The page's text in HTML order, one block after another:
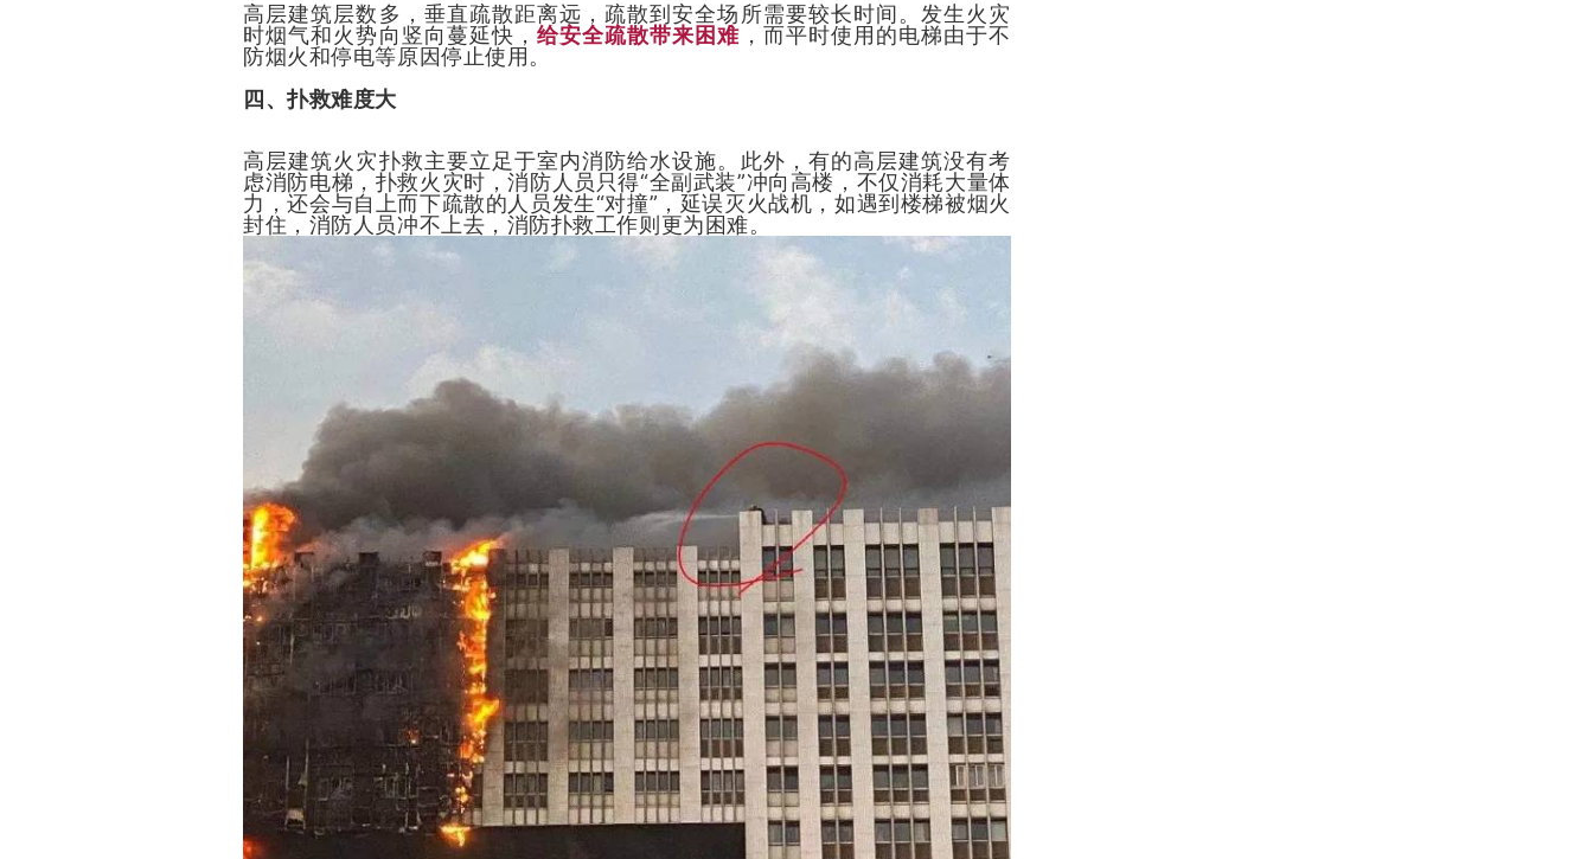
高层建筑层数多，垂直疏散距离远，疏散到安全场所需要较长时间。发生火灾
时烟气和火势向竖向蔓延快， 给安全疏散带来困难 ，而平时使用的电梯由于不
防烟火和停电等原因停止使用。
四、扑救难度大
高层建筑火灾扑救主要立足于室内消防给水设施。此外，有的高层建筑没有考
虑消防电梯，扑救火灾时，消防人员只得“全副武装”冲向高楼，不仅消耗大量体
力，还会与自上而下疏散的人员发生“对撞”，延误灭火战机，如遇到楼梯被烟火
封住，消防人员冲不上去，消防扑救工作则更为困难。